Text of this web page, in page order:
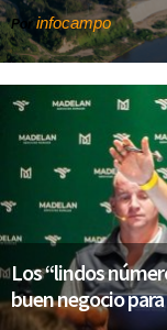
Porinfocampo
Los “lindos
buen negocio